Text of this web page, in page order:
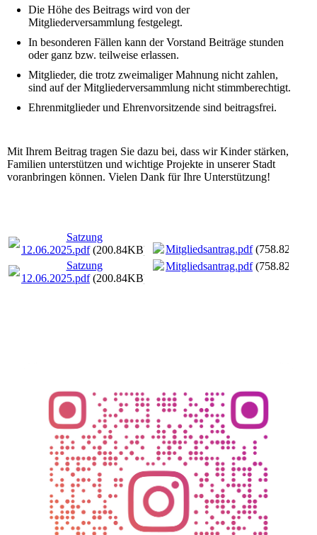
Die Höhe des Beitrags wird von der
Mitgliederversammlung festgelegt.
In besonderen Fällen kann der Vorstand Beiträge stunden
oder ganz bzw. teilweise erlassen.
Mitglieder, die trotz zweimaliger Mahnung nicht zahlen,
sind auf der Mitgliederversammlung nicht stimmberechtigt.
Ehrenmitglieder und Ehrenvorsitzende sind beitragsfrei.
Mit Ihrem Beitrag tragen Sie dazu bei, dass wir Kinder stärken,
Familien unterstützen und wichtige Projekte in unserer Stadt
voranbringen können. Vielen Dank für Ihre Unterstützung!
Satzung
12.06.2025.pdf(200.84KB)
Satzung
12.06.2025.pdf(200.84KB)
Mitgliedsantrag.pdf(758.82KB)
Mitgliedsantrag.pdf(758.82KB)